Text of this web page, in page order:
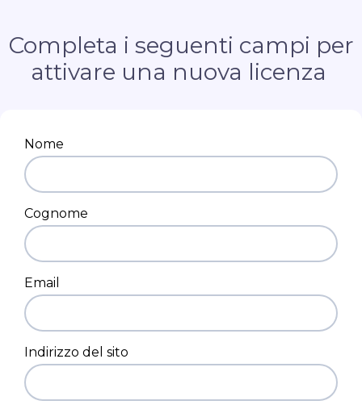
Completa i seguenti campi per
attivare una nuova licenza
Nome
Cognome
Email
Indirizzo del sito